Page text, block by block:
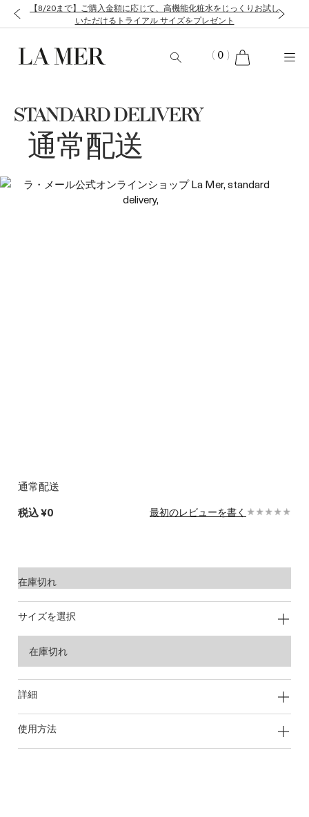
【8/20まで】ご購入金額に応じて、高機能化粧水をじっくりお試し
いただけるトライアル サイズをプレゼント
cart
( 0 )
STANDARD DELIVERY
通常配送
通常配送
税込¥0 最初のレビューを書く
在庫切れ
サイズを選択
在庫切れ
詳細
使用方法